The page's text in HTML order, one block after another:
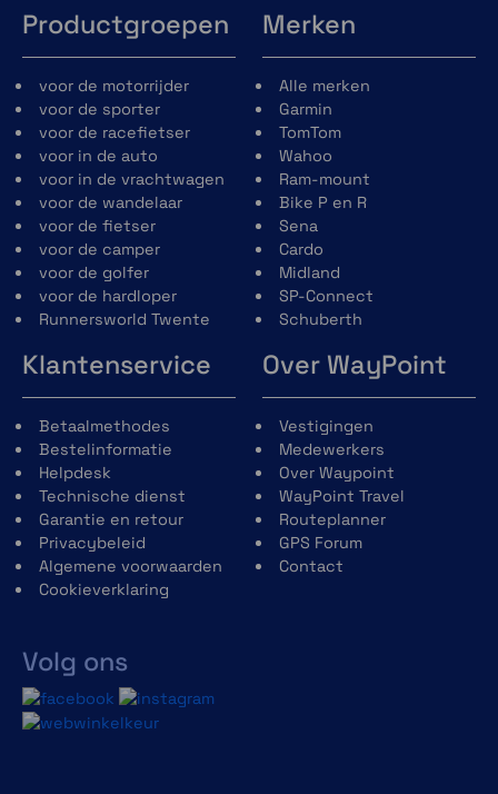
Productgroepen
voor de motorrijder
voor de sporter
voor de racefietser
voor in de auto
voor in de vrachtwagen
voor de wandelaar
voor de fietser
voor de camper
voor de golfer
voor de hardloper
Runnersworld Twente
Merken
Alle merken
Garmin
TomTom
Wahoo
Ram-mount
Bike P en R
Sena
Cardo
Midland
SP-Connect
Schuberth
Klantenservice
Betaalmethodes
Bestelinformatie
Helpdesk
Technische dienst
Garantie en retour
Privacybeleid
Algemene voorwaarden
Cookieverklaring
Volg ons
Over WayPoint
Vestigingen
Medewerkers
Over Waypoint
WayPoint Travel
Routeplanner
GPS Forum
Contact